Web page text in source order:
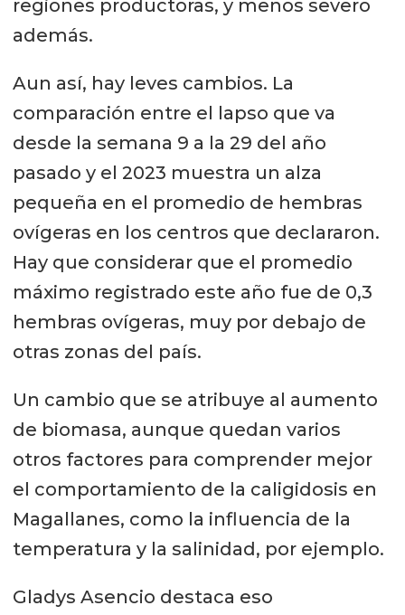
regiones productoras, y menos severo
además.
Aun así, hay leves cambios. La
comparación entre el lapso que va
desde la semana 9 a la 29 del año
pasado y el 2023 muestra un alza
pequeña en el promedio de hembras
ovígeras en los centros que declararon.
Hay que considerar que el promedio
máximo registrado este año fue de 0,3
hembras ovígeras, muy por debajo de
otras zonas del país.
Un cambio que se atribuye al aumento
de biomasa, aunque quedan varios
otros factores para comprender mejor
el comportamiento de la caligidosis en
Magallanes, como la influencia de la
temperatura y la salinidad, por ejemplo.
Gladys Asencio destaca eso